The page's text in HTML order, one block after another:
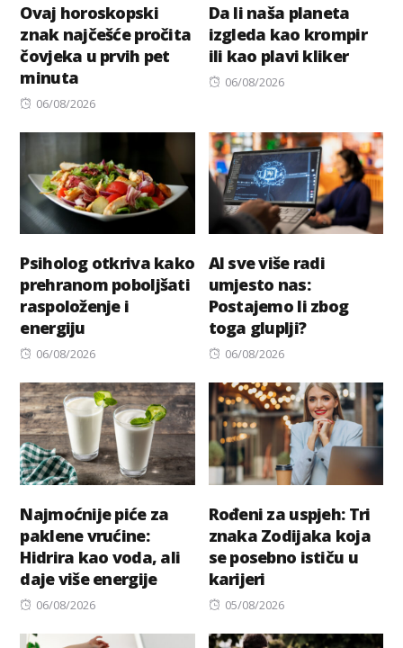
Ovaj horoskopski
znak najčešće pročita
čovjeka u prvih pet
minuta
Posted
06/08/2026
Da li naša planeta
izgleda kao krompir
ili kao plavi kliker
Posted
06/08/2026
Psiholog otkriva kako
prehranom poboljšati
raspoloženje i
energiju
Posted
06/08/2026
AI sve više radi
umjesto nas:
Postajemo li zbog
toga gluplji?
Posted
06/08/2026
Najmoćnije piće za
paklene vrućine:
Hidrira kao voda, ali
daje više energije
Posted
06/08/2026
Rođeni za uspjeh: Tri
znaka Zodijaka koja
se posebno ističu u
karijeri
Posted
05/08/2026